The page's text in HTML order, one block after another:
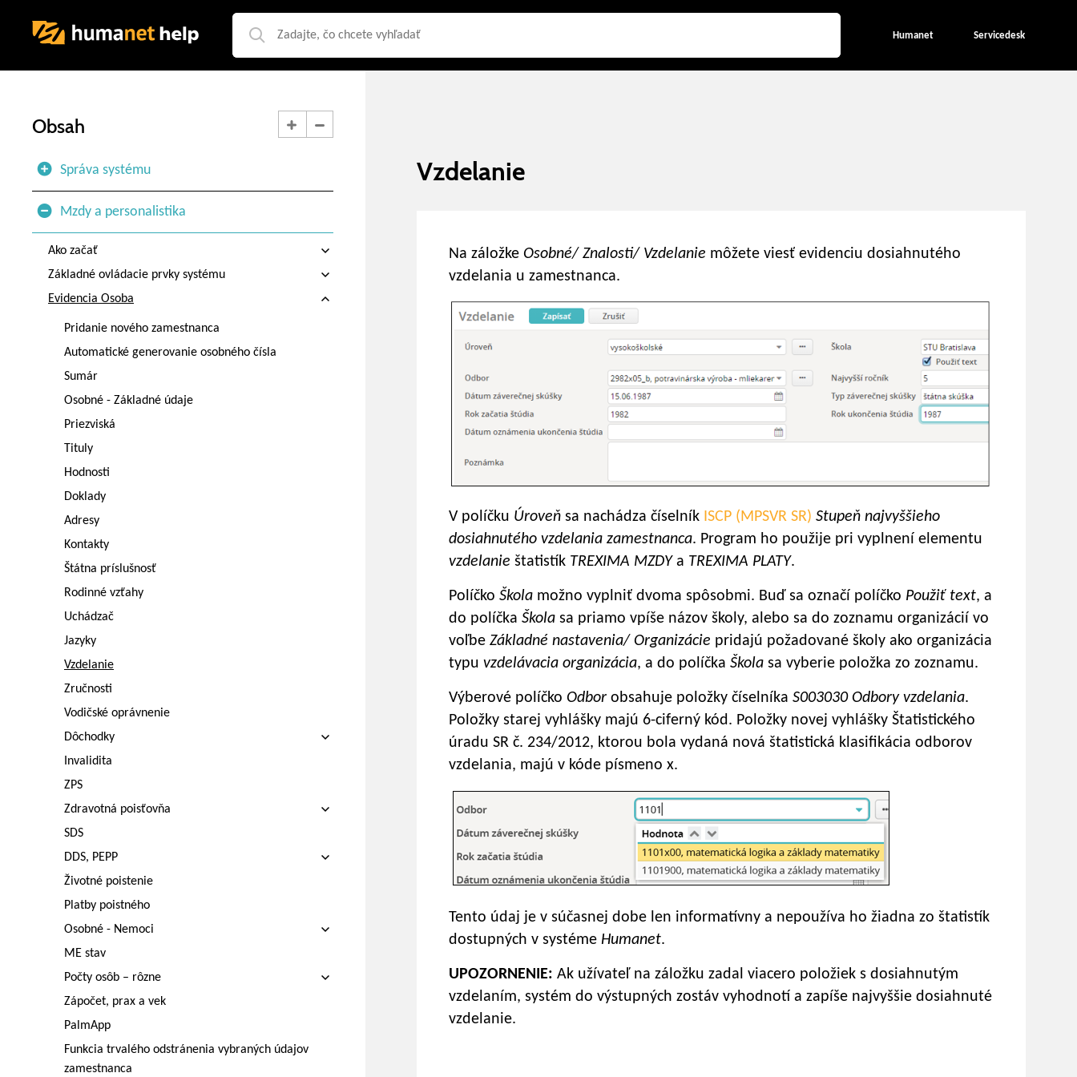
Humanet Servicedesk
Obsah
Správa systému
Mzdy a personalistika
Ako začať
Základné ovládacie prvky systému
Evidencia Osoba
Pridanie nového zamestnanca
Automatické generovanie osobného čísla
Sumár
Osobné - Základné údaje
Priezviská
Tituly
Hodnosti
Doklady
Adresy
Kontakty
Štátna príslušnosť
Rodinné vzťahy
Uchádzač
Jazyky
Vzdelanie
Zručnosti
Vodičské oprávnenie
Dôchodky
Invalidita
ZPS
Zdravotná poisťovňa
SDS
DDS, PEPP
Životné poistenie
Platby poistného
Osobné - Nemoci
ME stav
Počty osôb – rôzne
Zápočet, prax a vek
PalmApp
Funkcia trvalého odstránenia vybraných údajov
zamestnanca
Vzdelanie
Na záložke Osobné/ Znalosti/ Vzdelanie môžete viesť evidenciu dosiahnutého
vzdelania u zamestnanca.
V políčku Úroveň sa nachádza číselník ISCP (MPSVR SR) Stupeň najvyššieho
dosiahnutého vzdelania zamestnanca. Program ho použije pri vyplnení elementu
vzdelanie štatistík TREXIMA MZDY a TREXIMA PLATY.
Políčko Škola možno vyplniť dvoma spôsobmi. Buď sa označí políčko Použiť text, a
do políčka Škola sa priamo vpíše názov školy, alebo sa do zoznamu organizácií vo
voľbe Základné nastavenia/ Organizácie pridajú požadované školy ako organizácia
typu vzdelávacia organizácia, a do políčka Škola sa vyberie položka zo zoznamu.
Výberové políčko Odbor obsahuje položky číselníka S003030 Odbory vzdelania.
Položky starej vyhlášky majú 6-ciferný kód. Položky novej vyhlášky Štatistického
úradu SR č. 234/2012, ktorou bola vydaná nová štatistická klasifikácia odborov
vzdelania, majú v kóde písmeno x.
Tento údaj je v súčasnej dobe len informatívny a nepoužíva ho žiadna zo štatistík
dostupných v systéme Humanet.
UPOZORNENIE: Ak užívateľ na záložku zadal viacero položiek s dosiahnutým
vzdelaním, systém do výstupných zostáv vyhodnotí a zapíše najvyššie dosiahnuté
vzdelanie.